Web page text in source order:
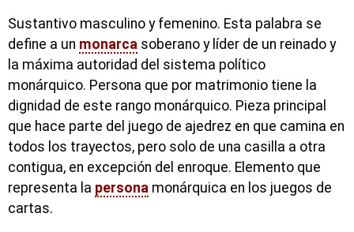
Sustantivo masculino y femenino. Esta palabra se
define a un monarca soberano y líder de un reinado y
la máxima autoridad del sistema político
monárquico. Persona que por matrimonio tiene la
dignidad de este rango monárquico. Pieza principal
que hace parte del juego de ajedrez en que camina en
todos los trayectos, pero solo de una casilla a otra
contigua, en excepción del enroque. Elemento que
representa la persona monárquica en los juegos de
cartas.